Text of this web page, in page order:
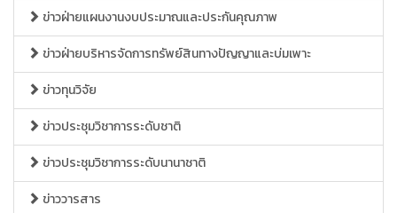
ข่าวฝ่ายแผนงานงบประมาณและประกันคุณภาพ
ข่าวฝ่ายบริหารจัดการทรัพย์สินทางปัญญาและบ่มเพาะ
ข่าวทุนวิจัย
ข่าวประชุมวิชาการระดับชาติ
ข่าวประชุมวิชาการระดับนานาชาติ
ข่าววารสาร